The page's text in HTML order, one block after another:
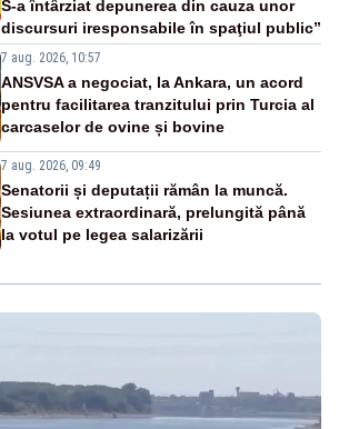
S-a întârziat depunerea din cauza unor
discursuri iresponsabile în spaţiul public”
7 aug. 2026, 10:57
ANSVSA a negociat, la Ankara, un acord
pentru facilitarea tranzitului prin Turcia al
carcaselor de ovine și bovine
7 aug. 2026, 09:49
Senatorii și deputații rămân la muncă.
Sesiunea extraordinară, prelungită până
la votul pe legea salarizării